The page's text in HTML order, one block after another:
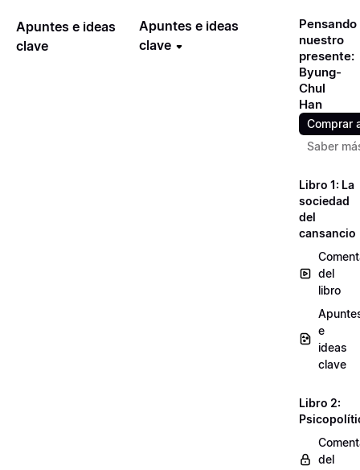
Apuntes e ideas
clave
Apuntes e ideas
clave
Pensando
nuestro
presente:
Byung-
Chul
Han
Comprar
Saber
Libro 1: La
sociedad
del
cansancio
del
libro
e
ideas
clave
Libro 2:
del